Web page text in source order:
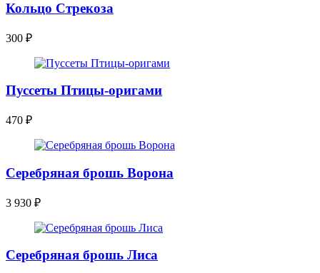
Кольцо Стрекоза
300 ₽
Пуссеты Птицы-оригами
470 ₽
Серебряная брошь Ворона
3 930 ₽
Серебряная брошь Лиса